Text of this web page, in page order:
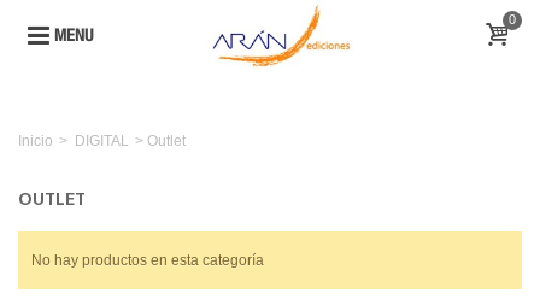
MENU
0
Inicio > DIGITAL > Outlet
OUTLET
No hay productos en esta categoría